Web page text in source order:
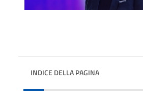
INDICE DELLA PAGINA